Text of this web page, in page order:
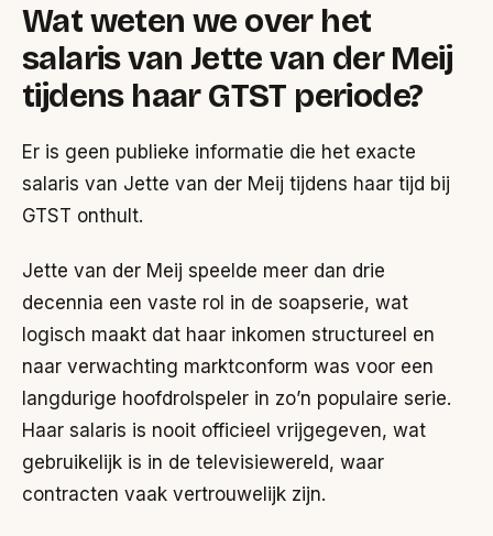
Wat weten we over het
salaris van Jette van der Meij
tijdens haar GTST periode?
Er is geen publieke informatie die het exacte
salaris van Jette van der Meij tijdens haar tijd bij
GTST onthult.
Jette van der Meij speelde meer dan drie
decennia een vaste rol in de soapserie, wat
logisch maakt dat haar inkomen structureel en
naar verwachting marktconform was voor een
langdurige hoofdrolspeler in zo’n populaire serie.
Haar salaris is nooit officieel vrijgegeven, wat
gebruikelijk is in de televisiewereld, waar
contracten vaak vertrouwelijk zijn.